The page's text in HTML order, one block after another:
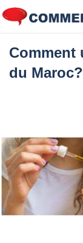
Comment
du Maroc?